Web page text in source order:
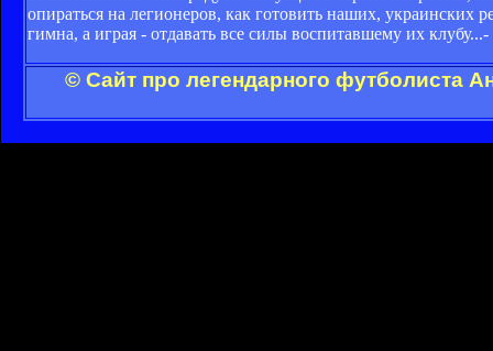
опираться на легионеров, как готовить наших, украинских
гимна, а играя - отдавать все силы воспитавшему их клубу...-
© Сайт про легендарного футболиста